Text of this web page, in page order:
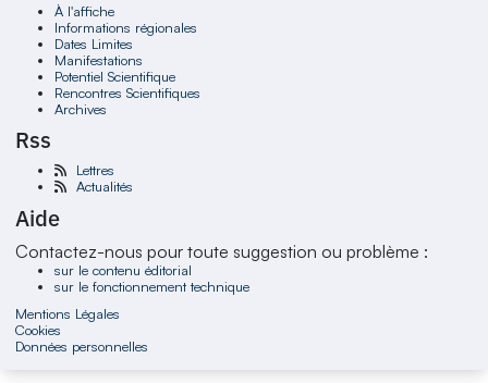
À l'affiche
Informations régionales
Dates Limites
Manifestations
Potentiel Scientifique
Rencontres Scientifiques
Archives
Rss
Lettres
Actualités
Aide
Contactez-nous pour toute suggestion ou problème :
sur le contenu éditorial
sur le fonctionnement technique
Mentions Légales
Cookies
Données personnelles